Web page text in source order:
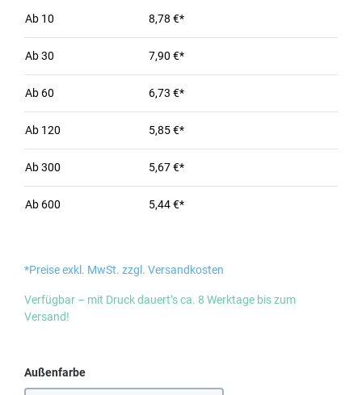
Ab 10 8,78 €*
Ab30 7,90 €*
Ab 60 6,73 €*
Ab 120 5,85 €*
Ab300 5,67 €*
Ab 600 5,44 €*
*Preise exkl. MwSt. zzgl. Versandkosten
Verfügbar – mit Druck dauert’s ca. 8 Werktage bis zum
Versand!
Außenfarbeauswählen